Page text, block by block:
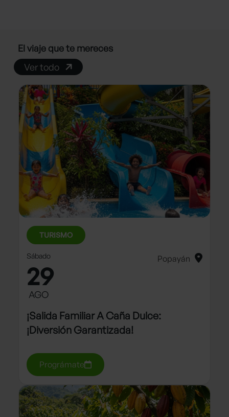
El viaje que te mereces
Ver todo
TURISMO
Sábado
29
AGO
Popayán
¡salida Familiar A Caña Dulce:
¡diversión Garantizada!
Prográmate